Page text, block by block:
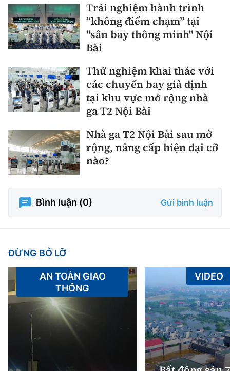
Trải nghiệm hành trình
“không điểm chạm” tại
"sân bay thông minh" Nội
Bài
Thử nghiệm khai thác với
các chuyến bay giả định
tại khu vực mở rộng nhà
ga T2 Nội Bài
Nhà ga T2 Nội Bài sau mở
rộng, nâng cấp hiện đại cỡ
nào?
Bình luận (0) Gửi bình luận
ĐỪNG BỎ LỠ
AN TOÀN GIAO
THÔNG
VIDEO